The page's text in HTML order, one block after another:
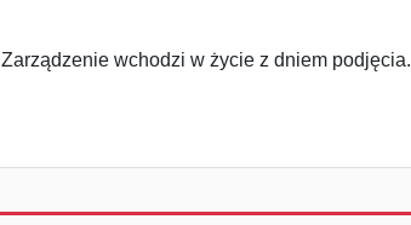
Zarządzenie wchodzi w życie z dniem podjęcia.